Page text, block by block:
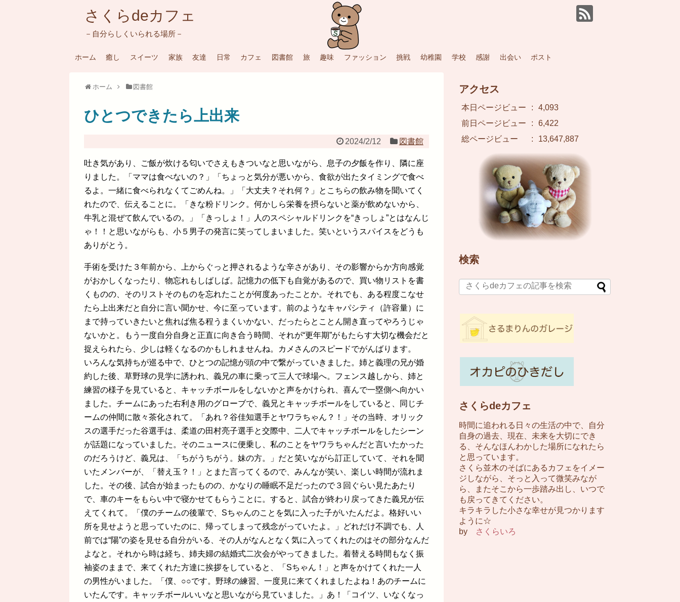
さくらdeカフェ
－自分らしくいられる場所－
ホーム 癒し スイーツ 家族 友達 日常 カフェ 図書館 旅 趣味 ファッション 挑戦 幼稚園 学校 感謝 出会い ポスト
ホーム 図書館
ひとつできたら上出来
2024/2/12 図書館
吐き気があり、ご飯が炊ける匂いでさえもきついなと思いながら、息子の夕飯を作り、隣に座
りました。「ママは食べないの？」「ちょっと気分が悪いから、食欲が出たタイミングで食べ
るよ。一緒に食べられなくてごめんね。」「大丈夫？それ何？」とこちらの飲み物を聞いてく
れたので、伝えることに。「きな粉ドリンク。何かしら栄養を摂らないと薬が飲めないから、
牛乳と混ぜて飲んでいるの。」「きっしょ！」人のスペシャルドリンクを“きっしょ”とはなんじ
ゃ！！と思いながらも、小５男子の発言に笑ってしまいました。笑いというスパイスをどうも
ありがとう。
手術を受けた３年前から、上からぐっと押されるような辛さがあり、その影響からか方向感覚
がおかしくなったり、物忘れもしばしば。記憶力の低下も自覚があるので、買い物リストを書
くものの、そのリストそのものを忘れたことが何度あったことか。それでも、ある程度こなせ
たら上出来だと自分に言い聞かせ、今に至っています。前のようなキャパシティ（許容量）に
まで持っていきたいと焦れば焦る程うまくいかない、だったらとことん開き直ってやろうじゃ
ないかと。もう一度自分自身と正直に向き合う時間、それが“更年期”がもたらす大切な機会だと
捉えられたら、少しは軽くなるのかもしれませんね。カメさんのスピードでがんばります。
いろんな気持ちが巡る中で、ひとつの記憶が頭の中で繋がっていきました。姉と義理の兄が婚
約した後、草野球の見学に誘われ、義兄の車に乗って三人で球場へ。フェンス越しから、姉と
練習の様子を見ていると、キャッチボールをしないかと声をかけられ、喜んで一塁側へ向かい
ました。チームにあった右利き用のグローブで、義兄とキャッチボールをしていると、同じチ
ームの仲間に散々茶化されて。「あれ？谷佳知選手とヤワラちゃん？！」その当時、オリック
スの選手だった谷選手は、柔道の田村亮子選手と交際中、二人でキャッチボールをしたシーン
が話題になっていました。そのニュースに便乗し、私のことをヤワラちゃんだと言いたかった
のだろうけど、義兄は、「ちがうちがう。妹の方。」だと笑いながら訂正していて、それを聞
いたメンバーが、「替え玉？！」とまた言ってくるので、みんなが笑い、楽しい時間が流れま
した。その後、試合が始まったものの、かなりの睡眠不足だったので３回ぐらい見たあたり
で、車のキーをもらい中で寝かせてもらうことに。すると、試合が終わり戻ってきた義兄が伝
えてくれて。「僕のチームの後輩で、Sちゃんのことを気に入った子がいたんだよ。格好いい
所を見せようと思っていたのに、帰ってしまって残念がっていたよ。」どれだけ不調でも、人
前では“陽”の姿を見せる自分がいる、その人がなんとなく気に入ってくれたのはその部分なんだ
よなと。それから時は経ち、姉夫婦の結婚式二次会がやってきました。着替える時間もなく振
袖姿のままで、来てくれた方達に挨拶をしていると、「Sちゃん！」と声をかけてくれた一人
の男性がいました。「僕、○○です。野球の練習、一度見に来てくれましたよね！あのチームに
いたんです。キャッチボールいいなと思いながら見ていました。」あ！「コイツ、いなくなっ
アクセス
本日ページビュー :
4,093
前日ページビュー
:
6,422
総ページビュー
: 13,647,887
検索
さくらdeカフェ
時間に追われる日々の生活の中で、自分
自身の過去、現在、未来を大切にでき
る、そんなほんわかした場所になれたら
と思っています。
さくら並木のそばにあるカフェをイメー
ジしながら、そっと入って微笑みなが
ら、またそこから一歩踏み出し、いつで
も戻ってきてください。
キラキラした小さな幸せが見つかります
ように☆
by
さくらいろ